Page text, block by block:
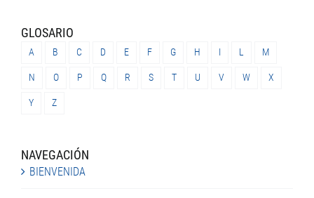
GLOSARIO
A B C D E F G H I L M
N O P Q R S T U V W X
Y Z
NAVEGACIÓN
BIENVENIDA